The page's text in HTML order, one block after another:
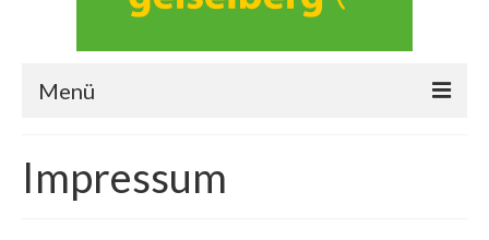
Menü
Was ist eine Bürgerstiftung
Impressum